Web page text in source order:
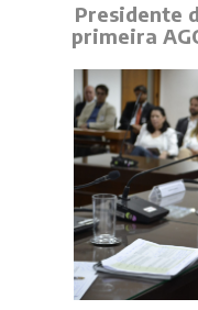
Presidente
primeira